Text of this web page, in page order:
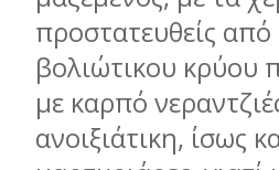
προστατευθείς
βολιώτικου κρύου
με καρπό
ανοιξιάτικη, ίσως